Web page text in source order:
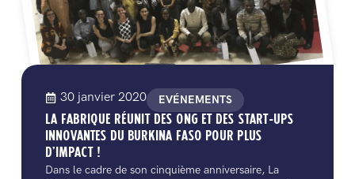
30 janvier 2020 EVÉNEMENTS
LA FABRIQUE RÉUNIT DES ONG ET DES START-UPS
INNOVANTES DU BURKINA FASO POUR PLUS
D’IMPACT !
Dans le cadre de son cinquième anniversaire, La